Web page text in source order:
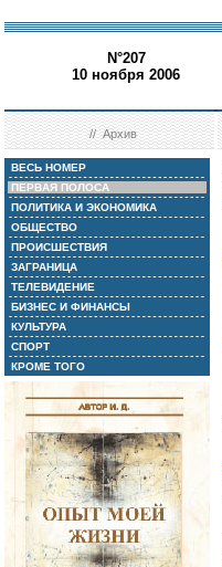
N°207
10 ноября 2006
//Архив
ВЕСЬ НОМЕР
ПЕРВАЯ ПОЛОСА
ПОЛИТИКА И ЭКОНОМИКА
ОБЩЕСТВО
ПРОИСШЕСТВИЯ
ЗАГРАНИЦА
ТЕЛЕВИДЕНИЕ
БИЗНЕС И ФИНАНСЫ
КУЛЬТУРА
СПОРТ
КРОМЕ ТОГО